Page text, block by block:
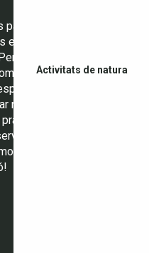
Activitats de natura
de roca, el
escaladors, des dels
abans de començar,
el teu
les normes de
ràpidament, així que
l’escalada de
aquest entorn únic.
sempre que